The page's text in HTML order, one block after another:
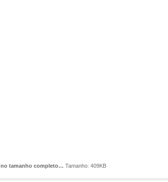
no tamanho completo… Tamanho: 409KB